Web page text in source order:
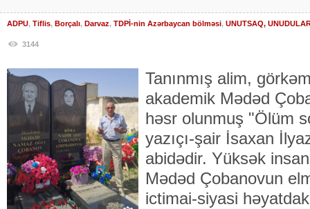
ADPU, Tiflis, Borçalı, Darvaz, TDPİ-nin Azərbaycan bölməsi, UNUTSAQ,
3144
Tanınmış alim,
akademik Mədəd
həsr olunmuş "Ölüm
yazıçı-şair İsaxan
abidədir. Yüksək
Mədəd Çobanovun
ictimai-siyasi